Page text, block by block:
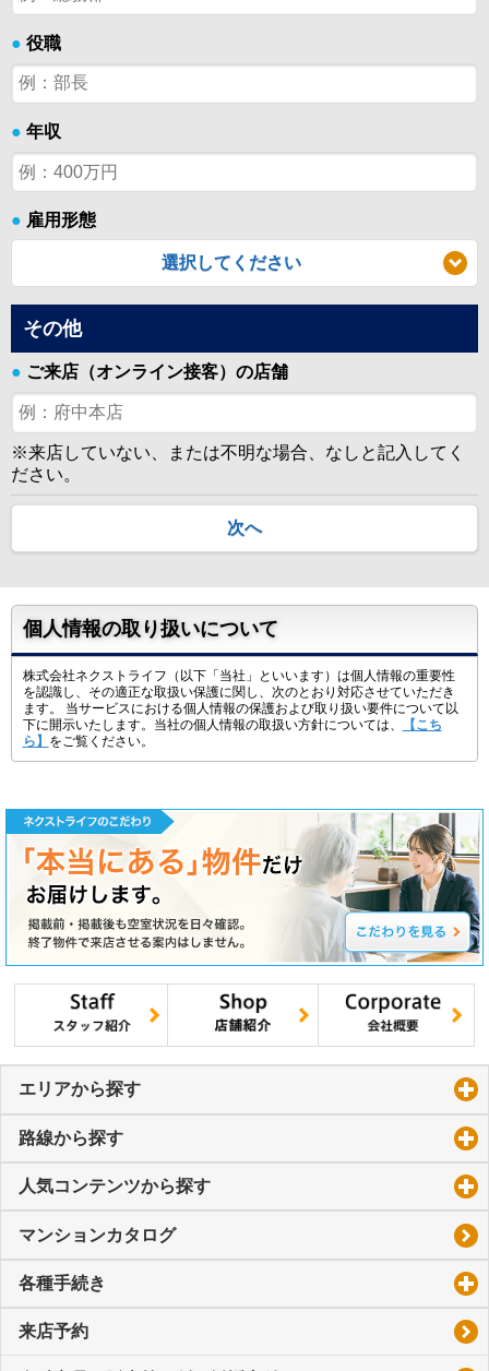
● 役職
● 年収
● 雇用形態
選択してください
その他
● ご来店（オンライン接客）の店舗
※来店していない、または不明な場合、なしと記入してく
ださい。
次へ
個人情報の取り扱いについて
株式会社ネクストライフ（以下「当社」といいます）は個人情報の重要性
を認識し、その適正な取扱い保護に関し、次のとおり対応させていただき
ます。 当サービスにおける個人情報の保護および取り扱い要件について以
下に開示いたします。当社の個人情報の取扱い方針については、
【こち
ら】
をご覧ください。
エリアから探す
路線から探す
人気コンテンツから探す
マンションカタログ
各種手続き
来店予約